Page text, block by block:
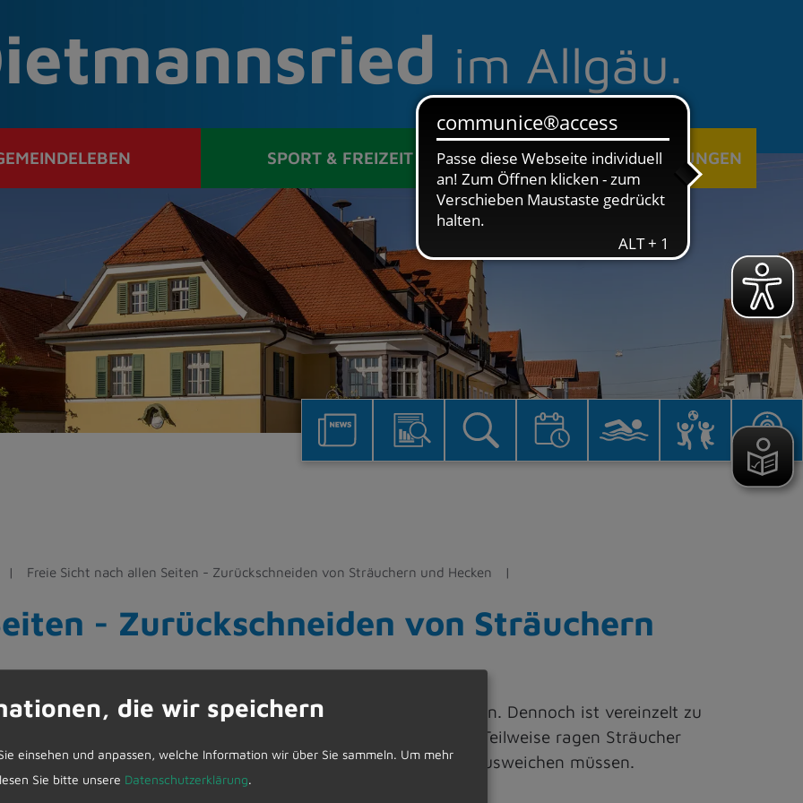
im Allgäu.
SPORT & FREIZEIT ÖFFENTLICHE EINRICHTUNGEN
Freie Sicht nach allen Seiten - Zurückschneiden von Sträuchern und Hecken
- Zurückschneiden von Sträuchern
entlang öffentlicher Straßen und Wege zurückgeschnitten. Dennoch ist vereinzelt zu
Ästen zu Gefahrensituationen im Straßenverkehr kommt. Teilweise ragen Sträucher
stark einge-schränkt ist und die Fußgänger auf die Straße ausweichen müssen.
die wir speichern
einsehen und anpassen, welche Information wir über Sie sammeln. Um mehr
Sie bitte unsere Datenschutzerklärung.